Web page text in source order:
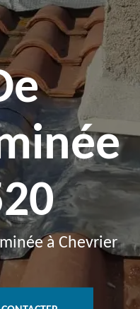
à Chevrier